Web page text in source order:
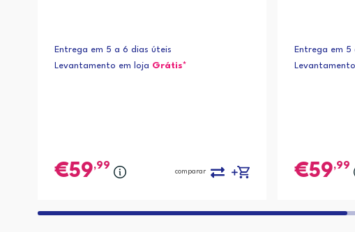
Entrega em 5 a 6 dias úteis
Levantamento em loja Grátis*
59,99
comparar
Entrega em
59,99